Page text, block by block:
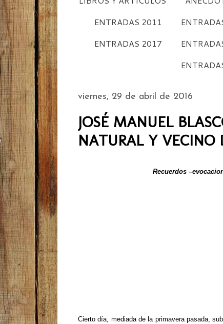
ENTRADAS 2011
ENTRADAS 2017
viernes, 29 de abril de 2016
JOSÉ MANUEL
NATURAL Y
Recuerdos
Cierto día, mediada de la primavera pasada,